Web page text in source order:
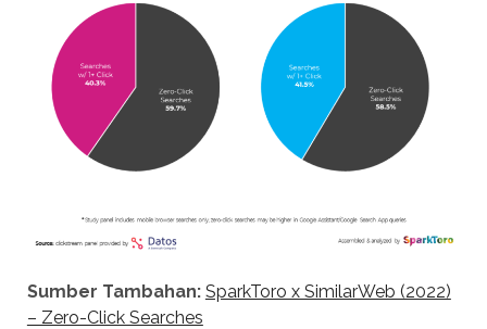
Sumber Tambahan: SparkToro x SimilarWeb (2022)
– Zero-Click Searches